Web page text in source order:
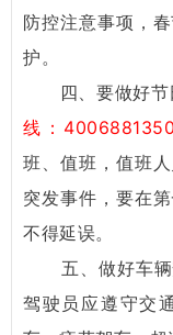
防控注意事项，
护。
四、要做好节
线：4006881350
班、值班，值班
突发事件，要在
不得延误。
五、做好车辆
驾驶员应遵守交